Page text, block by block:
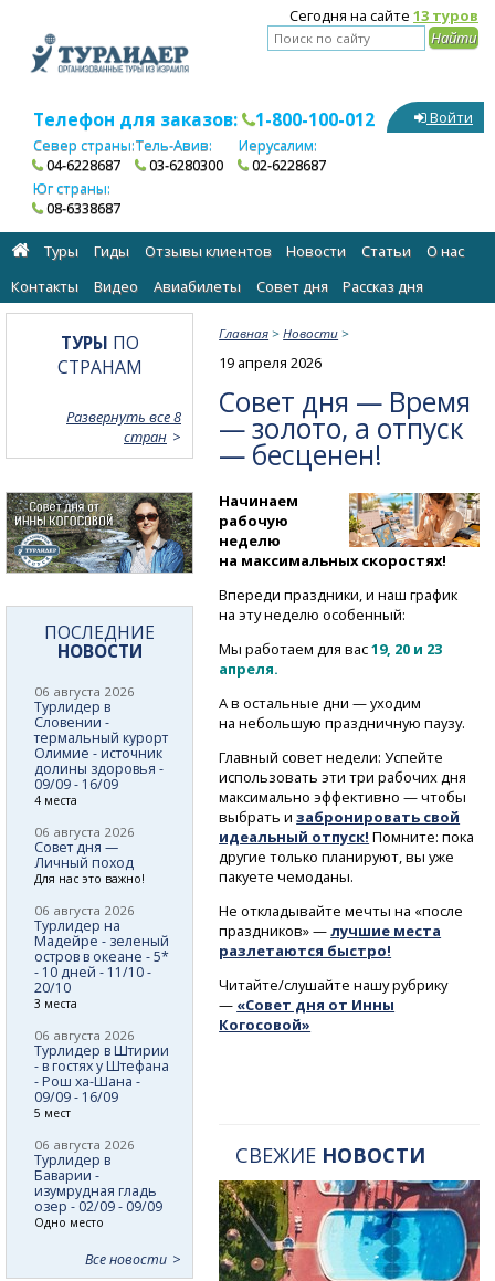
Сегодня на сайте 13 туров
Телефон для заказов: 1-800-100-012
Север страны:
04-6228687
Тель-Авив:
03-6280300
Иерусалим:
02-6228687
Юг страны:
08-6338687
Войти
Туры Гиды Отзывы клиентов Новости Статьи
О нас
Контакты
Видео Авиабилеты Cовет дня Рассказ дня
Главная >Новости >
19 апреля 2026
Совет дня — Время
— золото, а отпуск
— бесценен!
Начинаем
рабочую
неделю
на максимальных скоростях!
Впереди праздники, и наш график
на эту неделю особенный:
Мы работаем для вас19, 20 и 23
апреля.
А в остальные дни — уходим
на небольшую праздничную паузу.
Главный совет недели: Успейте
использовать эти три рабочих дня
максимально эффективно — чтобы
выбрать изабронировать свой
идеальный отпуск! Помните: пока
другие только планируют, вы уже
пакуете чемоданы.
Не откладывайте мечты на «после
праздников» —лучшие места
разлетаются быстро!
Читайте/слушайте нашу рубрику
— «Совет дня от Инны
Когосовой»
СВЕЖИЕ НОВОСТИ
ТУРЫ ПО
СТРАНАМ
Развернуть все 8
стран
ПОСЛЕДНИЕ
НОВОСТИ
06 августа 2026
Турлидер в
Словении -
термальный курорт
Олимие - источник
долины здоровья -
09/09 - 16/09
4 места
06 августа 2026
Совет дня —
Личный поход
Для нас это важно!
06 августа 2026
Турлидер на
Мадейре - зеленый
остров в океане - 5*
- 10 дней - 11/10 -
20/10
3 места
06 августа 2026
Турлидер в Штирии
- в гостях у Штефана
- Рош ха-Шана -
09/09 - 16/09
5 мест
06 августа 2026
Турлидер в
Баварии -
изумрудная гладь
озер - 02/09 - 09/09
Одно место
Все новости